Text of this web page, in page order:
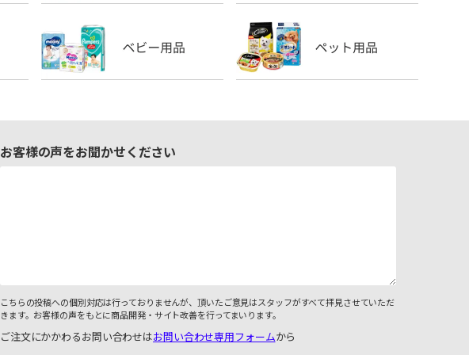
お客様の声をお聞かせください
こちらの投稿への個別対応は行っておりませんが、頂いたご意見はスタッフがすべて拝見させていただ
きます。お客様の声をもとに商品開発・サイト改善を行ってまいります。
ご注文にかかわるお問い合わせはお問い合わせ専用フォームから